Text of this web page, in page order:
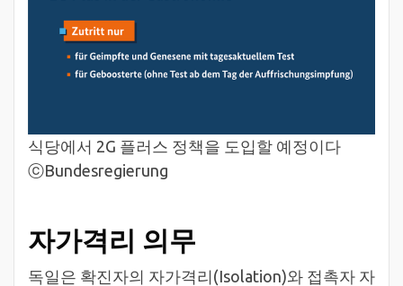
식당에서 2G 플러스 정책을 도입할 예정이다
ⓒBundesregierung
자가격리 의무
독일은 확진자의 자가격리(Isolation)와 접촉자 자